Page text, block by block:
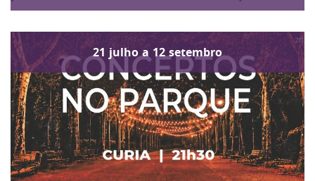
21 julho a 12 setembro